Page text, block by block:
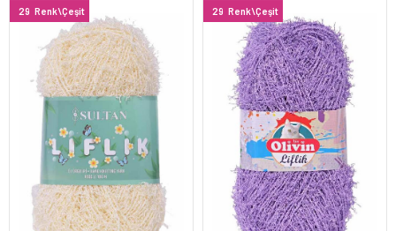
29 Renk\Çeşit 29 Renk\Çeşit